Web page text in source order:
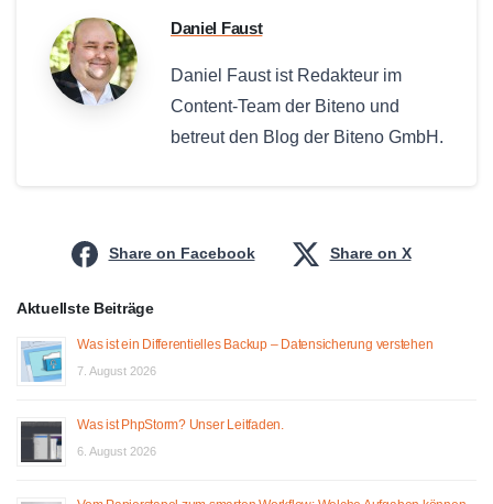
Daniel Faust
Daniel Faust ist Redakteur im
Content-Team der Biteno und
betreut den Blog der Biteno GmbH.
Share on Facebook Share on X
Aktuellste Beiträge
Was ist ein Differentielles Backup – Datensicherung verstehen
7. August 2026
Was ist PhpStorm? Unser Leitfaden.
6. August 2026